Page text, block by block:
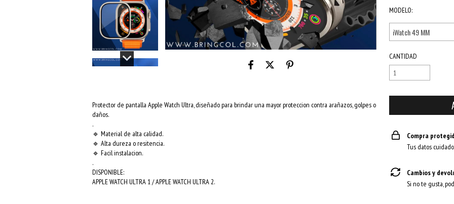
Protector de pantalla Apple Watch Ultra, diseñado para brindar una mayor proteccion contra arañazos, golpes o
daños.
.
🔹 Material de alta calidad.
🔹 Alta dureza o resitencia.
🔹 Facil instalacion.
.
DISPONIBLE:
APPLE WATCH ULTRA 1 / APPLE WATCH ULTRA 2.
MODELO:
CANTIDAD
Compra
Tus datos
Cambios y
Si no te gusta,